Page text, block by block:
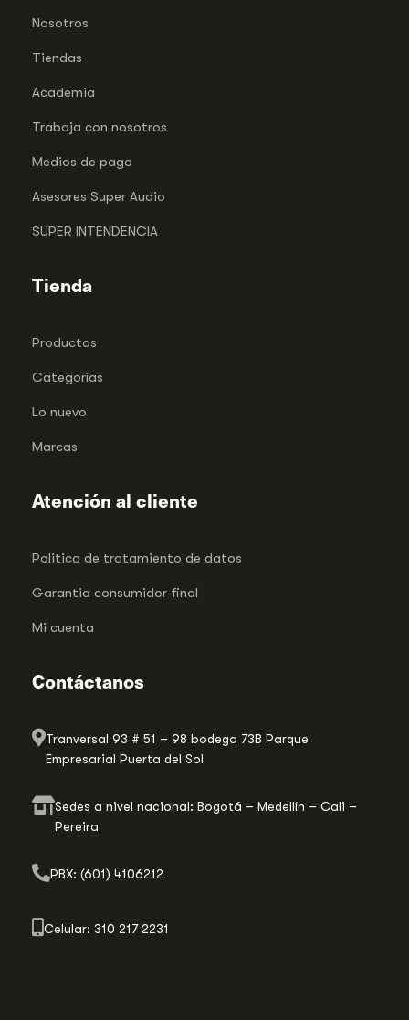
Nosotros
Tiendas
Academia
Trabaja con nosotros
Medios de pago
Asesores Super Audio
SUPER INTENDENCIA
Tienda
Productos
Categorías
Lo nuevo
Marcas
Atención al cliente
Politica de tratamiento de datos
Garantia consumidor final
Mi cuenta
Contáctanos
Tranversal 93 # 51 – 98 bodega 73B Parque
Empresarial Puerta del Sol
Sedes a nivel nacional: Bogotá – Medellín – Cali –
Pereira
PBX: (601) 4106212
Celular: 310 217 2231